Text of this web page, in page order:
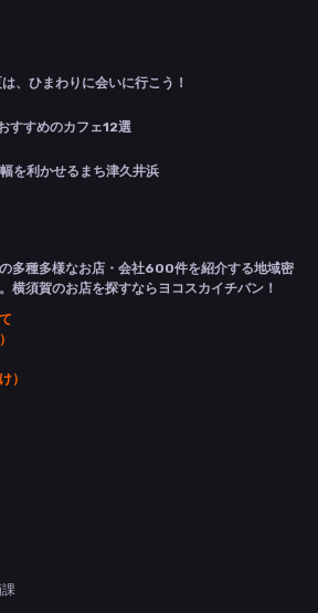
、ひまわりに会いに行こう！
すすめのカフェ12選
を利かせるまち津久井浜
多種多様なお店・会社600件を紹介する地域密
横須賀のお店を探すならヨコスカイチバン！
）